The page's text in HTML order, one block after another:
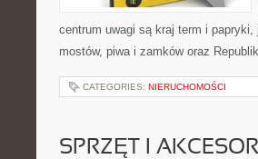
centrum uwagi są kraj term i
mostów, piwa i zamków oraz
CATEGORIES: NIERUCHOMOŚCI
SPRZĘT I